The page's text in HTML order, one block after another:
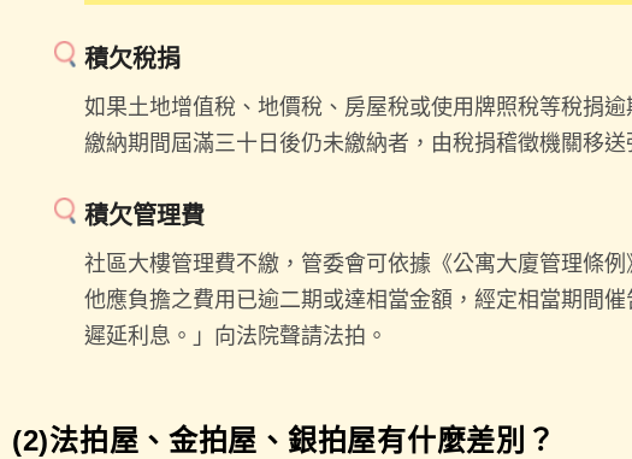
積欠稅捐
如果土地增值稅、地價稅、房屋稅或使用牌照稅等稅捐
繳納期間屆滿三十日後仍未繳納者，由稅捐稽徵機關移
積欠管理費
社區大樓管理費不繳，管委會可依據《公寓大廈管理條
他應負擔之費用已逾二期或達相當金額，經定相當期間
遲延利息。」向法院聲請法拍。
(2)法拍屋、金拍屋、銀拍屋有什麼差別？